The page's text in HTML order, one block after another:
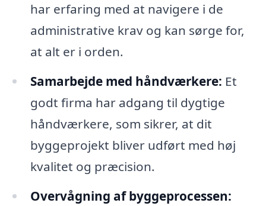
har erfaring med at navigere i de
administrative krav og kan sørge for,
at alt er i orden.
Samarbejde med håndværkere: Et
godt firma har adgang til dygtige
håndværkere, som sikrer, at dit
byggeprojekt bliver udført med høj
kvalitet og præcision.
Overvågning af byggeprocessen: